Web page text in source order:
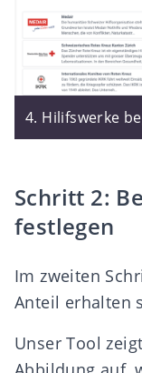
4. Hilifswerke
Schritt 2:
festlegen
Im zweiten
Anteil erhalten
Unser Tool